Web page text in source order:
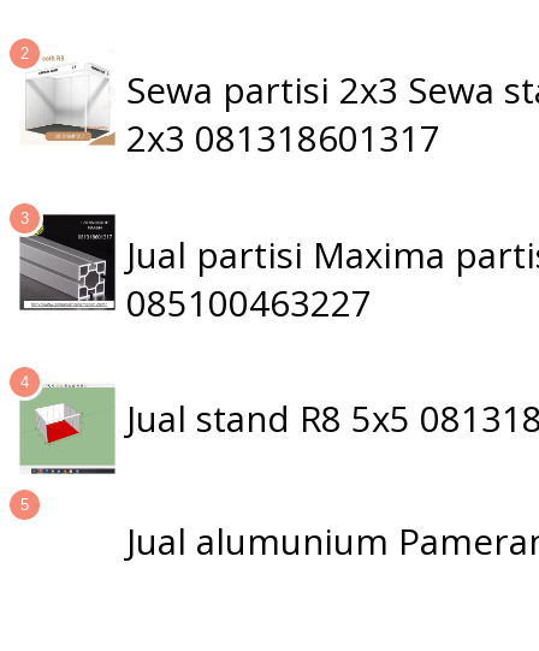
Sewa partisi 2x3 Sewa
2x3 081318601317
Jual partisi Maxima
085100463227
Jual stand R8 5x5
Jual alumunium